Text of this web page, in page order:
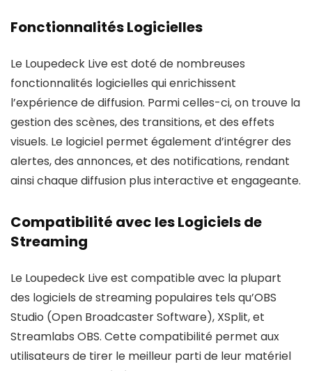
Fonctionnalités Logicielles
Le Loupedeck Live est doté de nombreuses
fonctionnalités logicielles qui enrichissent
l’expérience de diffusion. Parmi celles-ci, on trouve la
gestion des scènes, des transitions, et des effets
visuels. Le logiciel permet également d’intégrer des
alertes, des annonces, et des notifications, rendant
ainsi chaque diffusion plus interactive et engageante.
Compatibilité avec les Logiciels de
Streaming
Le Loupedeck Live est compatible avec la plupart
des logiciels de streaming populaires tels qu’OBS
Studio (Open Broadcaster Software), XSplit, et
Streamlabs OBS. Cette compatibilité permet aux
utilisateurs de tirer le meilleur parti de leur matériel